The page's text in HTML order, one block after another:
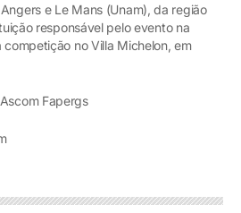
e Le Mans (Unam), da região
responsável pelo evento na
no Villa Michelon, em
Fapergs